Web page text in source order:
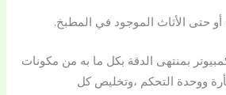
حتى الأثاث الموجود في المطبخ.
بمنتهى الدقة بكل ما به من مكونات
ووحدة التحكم ،وتخليص كل